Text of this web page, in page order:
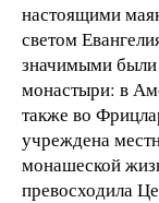
настоящими
светом
значимыми были
монастыри: в
также во
учреждена
монашеской
превосходила